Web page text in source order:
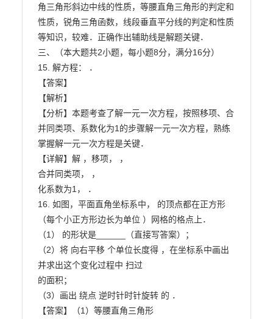
角三角形斜边中线的性质，等腰直角三角形的判定和
性质，锐角三角函数，线段垂直平分线的判定和性质
等知识，较难．正确作出辅助线是解题关键．
三、（本大题共2小题，每小题8分，满分16分）
15. 解方程： ．
【答案】
【解析】
【分析】本题考查了解一元一次方程，按照移项、合
并同类项、系数化为1的步骤解一元一次方程，熟练
掌握解一元一次方程是关键．
【详解】解 ，移项， ，
合并同类项， ，
化系数为1， ．
16. 如图，平面直角坐标系中， 的顶点都在正方形
（每个小正方形边长为单位 ）网格的格点上．
（1） 的形状是______（直接写答案）；
（2）将 向右平移 个单位长度得 ，在坐标系中画出
并求出这个变化过程中 扫过
的面积；
（3）画出 绕点 逆时针时针旋转 的 ．
【答案】（1）等腰直角三角形